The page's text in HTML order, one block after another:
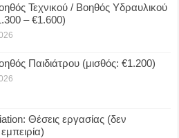
Τεχνικού / Βοηθός Υδραυλικού
– €1.600)
Παιδιάτρου (μισθός: €1.200)
Θέσεις εργασίας (δεν
εμπειρία)